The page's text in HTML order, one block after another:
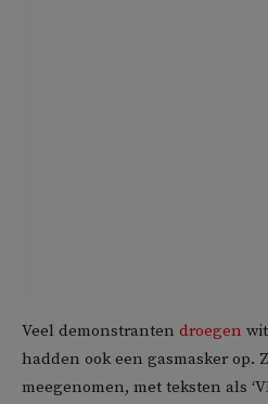
Veel demonstranten droegen
hadden ook een gasmasker op.
meegenomen, met teksten als